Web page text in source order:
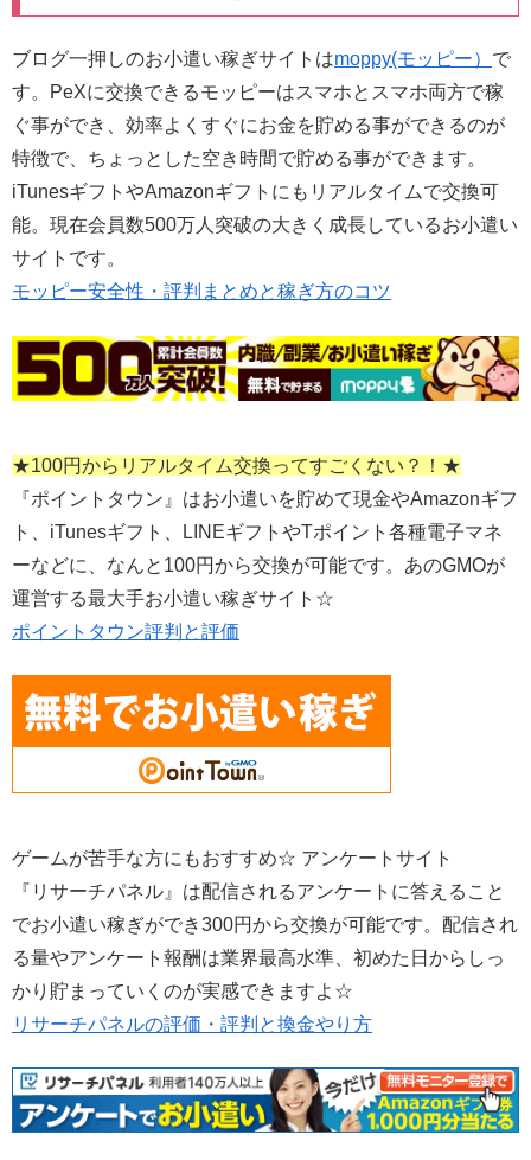
ブログ一押しのお小遣い稼ぎサイトはmoppy(モッピー） で
す。PeXに交換できるモッピーはスマホとスマホ両方で稼
ぐ事ができ、効率よくすぐにお金を貯める事ができるのが
特徴で、ちょっとした空き時間で貯める事ができます。
iTunesギフトやAmazonギフトにもリアルタイムで交換可
能。現在会員数500万人突破の大きく成長しているお小遣い
サイトです。
モッピー安全性・評判まとめと稼ぎ方のコツ
★100円からリアルタイム交換ってすごくない？！★
『ポイントタウン』はお小遣いを貯めて現金やAmazonギフ
ト、iTunesギフト、LINEギフトやTポイント各種電子マネ
ーなどに、なんと100円から交換が可能です。あのGMOが
運営する最大手お小遣い稼ぎサイト☆
ポイントタウン評判と評価
ゲームが苦手な方にもおすすめ☆ アンケートサイト
『リサーチパネル』は配信されるアンケートに答えること
でお小遣い稼ぎができ300円から交換が可能です。配信され
る量やアンケート報酬は業界最高水準、初めた日からしっ
かり貯まっていくのが実感できますよ☆
リサーチパネルの評価・評判と換金やり方